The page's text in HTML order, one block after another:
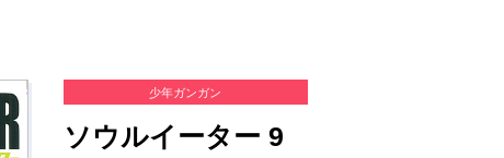
少年ガンガン
ソウルイーター 9